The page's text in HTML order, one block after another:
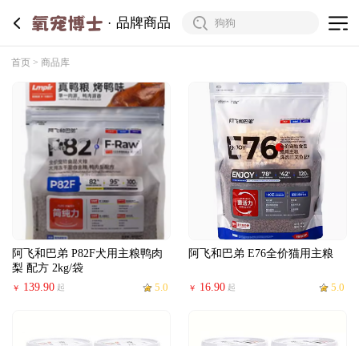
品牌商品
首页 商品库
阿飞和巴弟 P82F犬用主粮鸭肉
梨 配方 2kg/袋
￥ 139.90 起 5.0
阿飞和巴弟 E76全价猫用主粮
￥ 16.90 起 5.0